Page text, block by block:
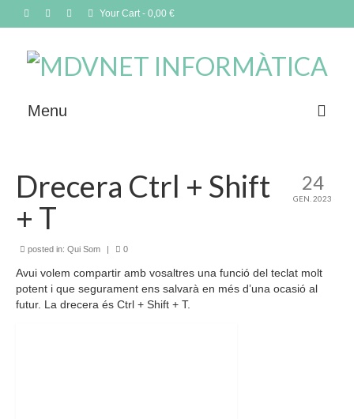
Your Cart- 0,00 €
Menu
Com treballem
Blog
Botiga
24
GEN. 2023
Drecera Ctrl + Shift
+ T
posted in: Qui Som | 0
Avui volem compartir amb vosaltres una funció del teclat molt
potent i que segurament ens salvarà en més d’una ocasió al
futur. La drecera és Ctrl + Shift + T.